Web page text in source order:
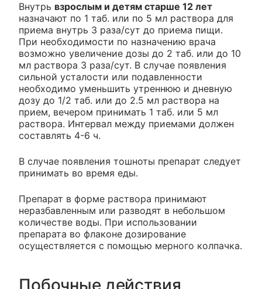
Внутрь взрослым и детям старше 12 лет
назначают по 1 таб. или по 5 мл раствора для
приема внутрь 3 раза/сут до приема пищи.
При необходимости по назначению врача
возможно увеличение дозы до 2 таб. или до 10
мл раствора 3 раза/сут. В случае появления
сильной усталости или подавленности
необходимо уменьшить утреннюю и дневную
дозу до 1/2 таб. или до 2.5 мл раствора на
прием, вечером принимать 1 таб. или 5 мл
раствора. Интервал между приемами должен
составлять 4-6 ч.
В случае появления тошноты препарат следует
принимать во время еды.
Препарат в форме раствора принимают
неразбавленным или разводят в небольшом
количестве воды. При использовании
препарата во флаконе дозирование
осуществляется с помощью мерного колпачка.